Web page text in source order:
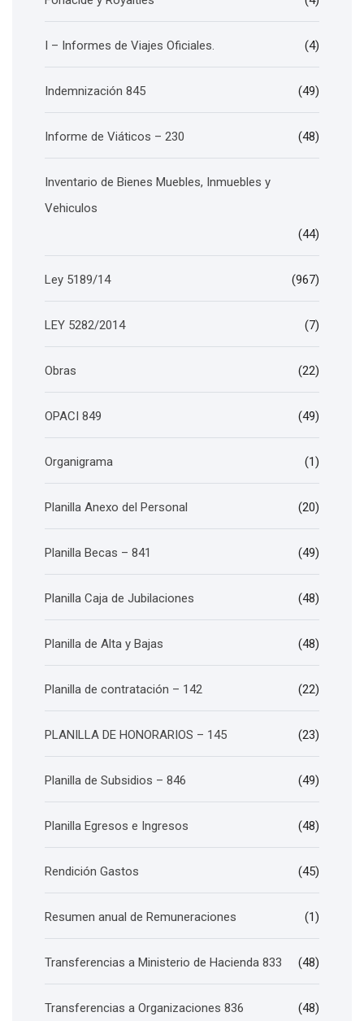
I – Informes de Viajes Oficiales. (4)
Indemnización 845 (49)
Informe de Viáticos – 230 (48)
Inventario de Bienes Muebles, Inmuebles y
Vehiculos
(44)
Ley 5189/14 (967)
LEY 5282/2014 (7)
Obras (22)
OPACI 849 (49)
Organigrama (1)
Planilla Anexo del Personal (20)
Planilla Becas – 841 (49)
Planilla Caja de Jubilaciones (48)
Planilla de Alta y Bajas (48)
Planilla de contratación – 142 (22)
PLANILLA DE HONORARIOS – 145 (23)
Planilla de Subsidios – 846 (49)
Planilla Egresos e Ingresos (48)
Rendición Gastos (45)
Resumen anual de Remuneraciones (1)
Transferencias a Ministerio de Hacienda 833 (48)
Transferencias a Organizaciones 836 (48)